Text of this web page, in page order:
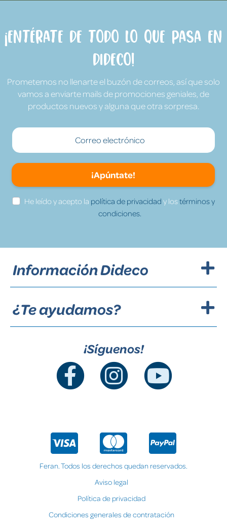
¡Entérate de todo lo que pasa en
Dideco!
Prometemos no llenarte el buzón de correos, así que solo
vamos a enviarte mails de promociones geniales, de
productos nuevos y alguna que otra sorpresa.
¡Apúntate!
He leído y acepto la política de privacidad y lostérminos y
condiciones.
Información Dideco
¿Te ayudamos?
¡Síguenos!
Feran. Todos los derechos quedan reservados.
Aviso legal
Política de privacidad
Condiciones generales de contratación